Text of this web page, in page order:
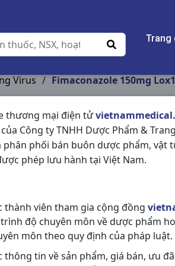
Trang
thương mại điện tử
Công ty TNHH Dược Phẩm &
phân phối bán buôn dược phẩm, vật
phép lưu hành tại Việt Nam.
thành viên tham gia cộng đồng
độ chuyên môn về dược phẩm
môn theo quy định của pháp luật.
thông tin về sản phẩm, giá bán, ưu
Virus / Fimaconazole 150mg
BRAWN
Nhóm hàng:
Chia sẻ qua mạng